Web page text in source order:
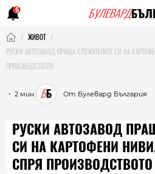
6
ЖИВОТ
РУСКИ АВТОЗАВОД ПРАЩА СЛУЖИТЕЛИТЕ СИ НА
ПРОИЗВОДСТВОТО
・ 2 мин. От Булевард България
РУСКИ АВТОЗАВОД
СИ НА КАРТОФЕНИ
СПРЯ ПРОИЗВОДСТВОТО